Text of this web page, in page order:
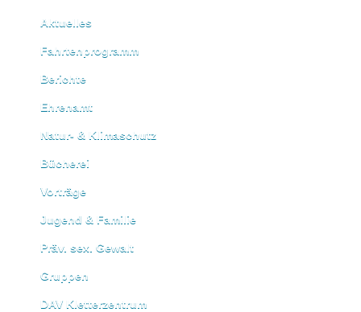
Aktuelles
Fahrtenprogramm
Berichte
Ehrenamt
Natur- & Klimaschutz
Bücherei
Vorträge
Jugend & Familie
Präv. sex. Gewalt
Gruppen
DAV Kletterzentrum